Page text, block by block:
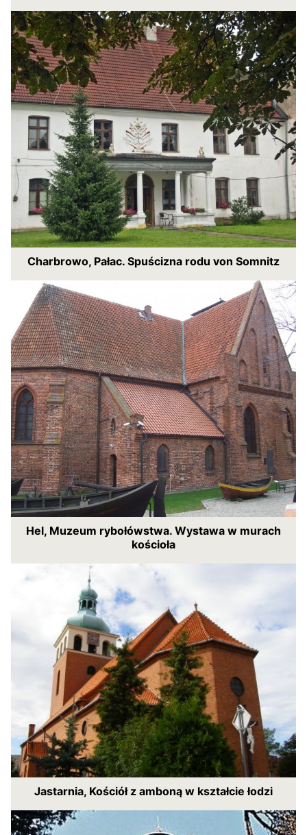
Charbrowo, Pałac. Spuścizna rodu von Somnitz
Hel, Muzeum rybołówstwa. Wystawa w murach
kościoła
Jastarnia, Kościół z amboną w kształcie łodzi